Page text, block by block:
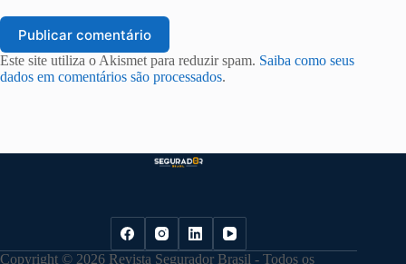
Publicar comentário
Este site utiliza o Akismet para reduzir spam. Saiba como seus
dados em comentários são processados.
Copyright © 2026 Revista Segurador Brasil - Todos os